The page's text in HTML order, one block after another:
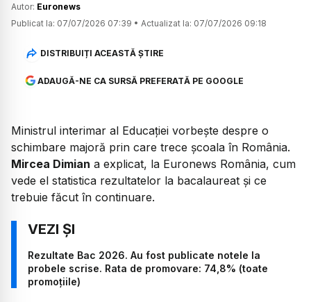
Autor: Euronews
Publicat la: 07/07/2026 07:39 • Actualizat la: 07/07/2026 09:18
DISTRIBUIȚI ACEASTĂ ȘTIRE
ADAUGĂ-NE CA SURSĂ PREFERATĂ PE GOOGLE
Ministrul interimar al Educației vorbește despre o
schimbare majoră prin care trece școala în România.
Mircea Dimian a explicat, la Euronews România, cum
vede el statistica rezultatelor la bacalaureat și ce
trebuie făcut în continuare.
Rezultate Bac 2026. Au fost publicate notele la
probele scrise. Rata de promovare: 74,8% (toate
promoțiile)